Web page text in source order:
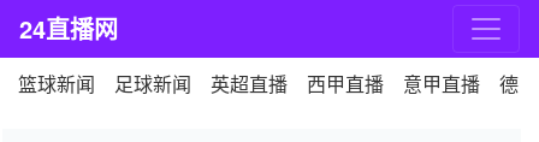
24直播网
篮球新闻 足球新闻 英超直播 西甲直播 意甲直播 德